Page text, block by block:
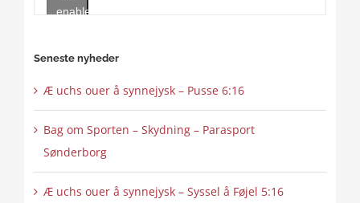
enable
Seneste nyheder
Æ uchs ouer å synnejysk – Pusse 6:16
Bag om Sporten – Skydning – Parasport
Sønderborg
Æ uchs ouer å synnejysk – Syssel å Føjel 5:16